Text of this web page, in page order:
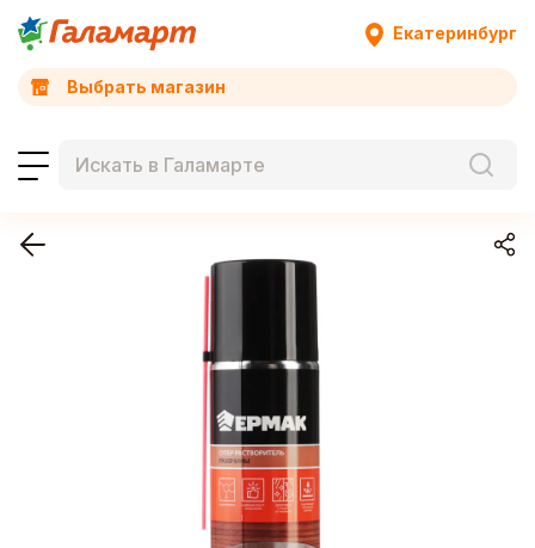
Екатеринбург
Выбрать магазин